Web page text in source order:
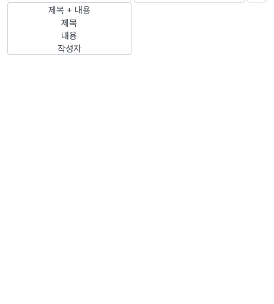
제목 + 내용
제목
내용
작성자